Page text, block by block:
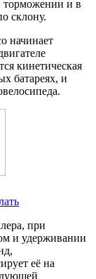
торможении и в
склону.
начинает
кинетическая
батареях, и
при
и удерживании
её на